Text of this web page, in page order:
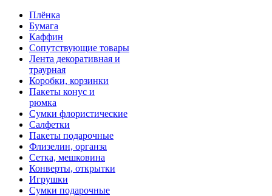
Плёнка
Бумага
Каффин
Сопутствующие товары
Лента декоративная и
траурная
Коробки, корзинки
Пакеты конус и
рюмка
Сумки флористические
Салфетки
Пакеты подарочные
Флизелин, органза
Сетка, мешковина
Конверты, открытки
Игрушки
Сумки подарочные